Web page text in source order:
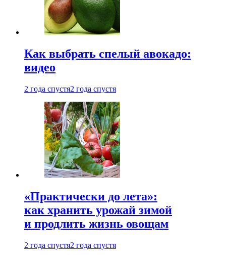
Как выбрать спелый авокадо:
видео
2 года спустя2 года спустя
«Практически до лета»:
как хранить урожай зимой
и продлить жизнь овощам
2 года спустя2 года спустя